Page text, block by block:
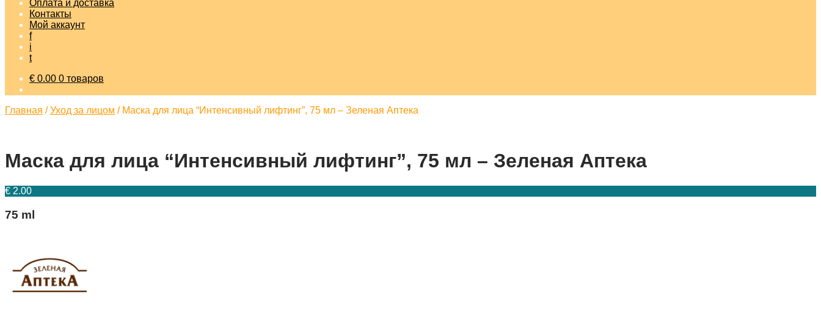
Оплата и доставка
Контакты
Мой аккаунт
f
i
t
€ 0.00 0 товаров
Главная /Уход за лицом / Маска для лица “Интенсивный лифтинг”, 75 мл – Зеленая Аптека
Маска для лица “Интенсивный лифтинг”, 75 мл – Зеленая Аптека
€ 2.00
75 ml